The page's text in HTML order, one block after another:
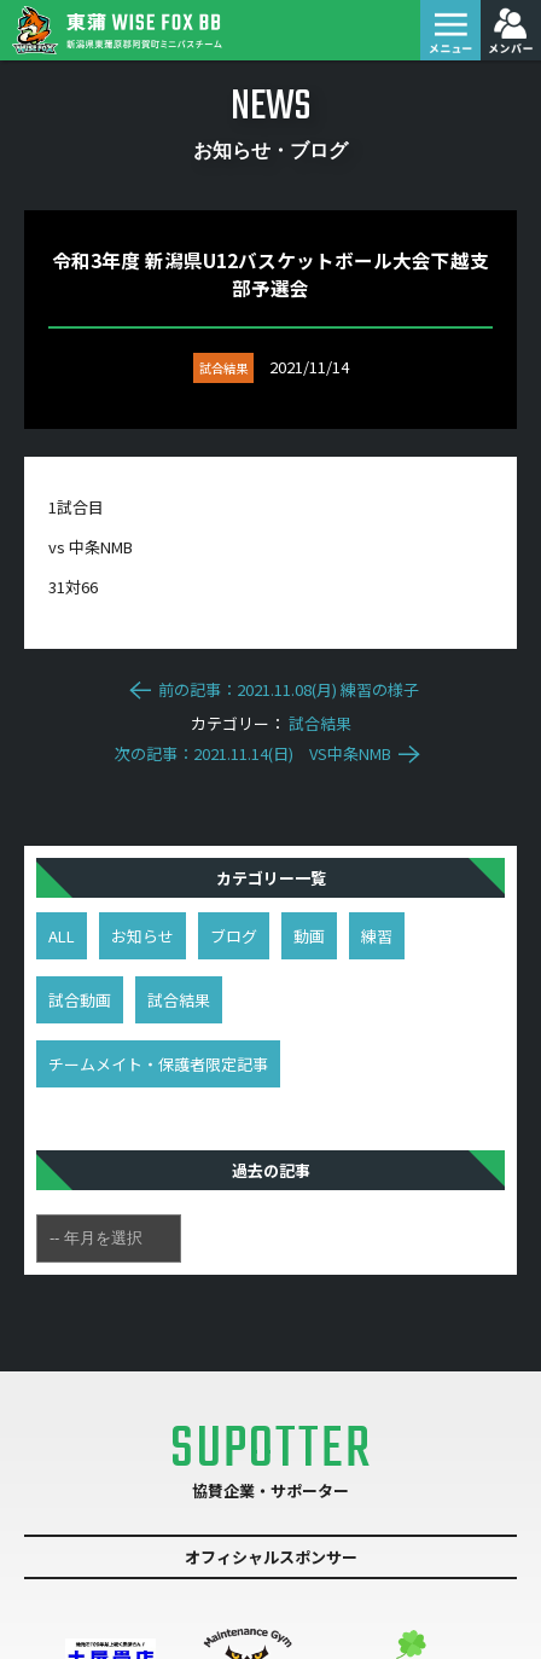
NEWS
お知らせ・ブログ
令和3年度 新潟県U12バスケットボール大会下越支
部予選会
試合結果 2021/11/14
1試合目
vs 中条NMB
31対66
前の記事：2021.11.08(月) 練習の様子
カテゴリー： 試合結果
次の記事：2021.11.14(日) VS中条NMB
カテゴリー一覧
ALL お知らせ ブログ 動画 練習
試合動画 試合結果
チームメイト・保護者限定記事
過去の記事
SUPOTTER
協賛企業・サポーター
オフィシャルスポンサー